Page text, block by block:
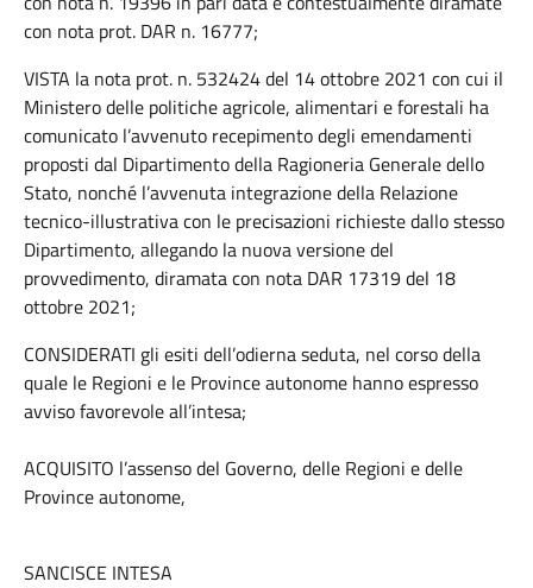
con nota prot. DAR n. 16777;
VISTA la nota prot. n. 532424 del 14 ottobre 2021 con cui il
Ministero delle politiche agricole, alimentari e forestali ha
comunicato l’avvenuto recepimento degli emendamenti
proposti dal Dipartimento della Ragioneria Generale dello
Stato, nonché l’avvenuta integrazione della Relazione
tecnico-illustrativa con le precisazioni richieste dallo stesso
Dipartimento, allegando la nuova versione del
provvedimento, diramata con nota DAR 17319 del 18
ottobre 2021;
CONSIDERATI gli esiti dell’odierna seduta, nel corso della
quale le Regioni e le Province autonome hanno espresso
avviso favorevole all’intesa;
ACQUISITO l’assenso del Governo, delle Regioni e delle
Province autonome,
SANCISCE INTESA